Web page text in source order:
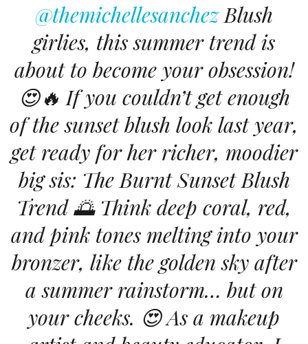
@themichellesanchezBlush
girlies, this summer trend is
about to become your obsession!
😍🔥 If you couldn’t get enough
of the sunset blush look last year,
get ready for her richer, moodier
big sis: The Burnt Sunset Blush
Trend 🌅 Think deep coral, red,
and pink tones melting into your
bronzer, like the golden sky after
a summer rainstorm… but on
your cheeks. 😍 As a makeup